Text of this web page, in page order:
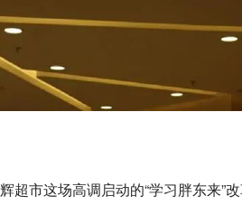
超市这场高调启动的“学习胖东来”改